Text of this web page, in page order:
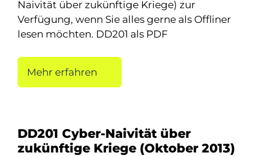
Naivität über zukünftige Kriege) zur
Verfügung, wenn Sie alles gerne als Offliner
lesen möchten. DD201 als PDF
Mehr erfahren
DD201 Cyber-Naivität über
zukünftige Kriege (Oktober 2013)